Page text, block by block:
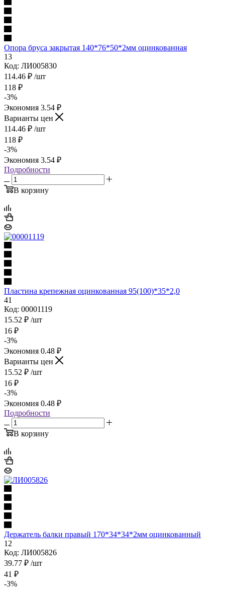
Опора бруса закрытая 140*76*50*2мм оцинкованная
13
Код: ЛИ005830
114.46 ₽ /шт
118 ₽
-3%
Экономия 3.54 ₽
Варианты цен
114.46 ₽ /шт
118 ₽
-3%
Экономия 3.54 ₽
Подробности
В корзину
Пластина крепежная оцинкованная 95(100)*35*2,0
41
Код: 00001119
15.52 ₽ /шт
16 ₽
-3%
Экономия 0.48 ₽
Варианты цен
15.52 ₽ /шт
16 ₽
-3%
Экономия 0.48 ₽
Подробности
В корзину
Держатель балки правый 170*34*34*2мм оцинкованный
12
Код: ЛИ005826
39.77 ₽ /шт
41 ₽
-3%